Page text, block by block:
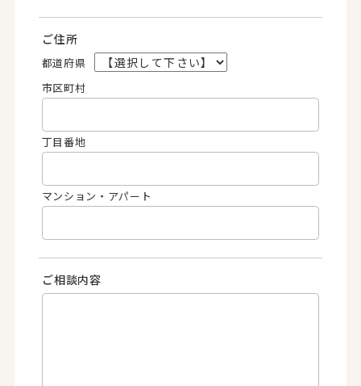
ご住所
都道府県
市区町村
丁目番地
マンション・アパート
ご相談内容